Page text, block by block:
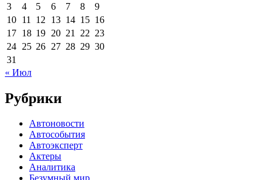
3
4 5 6 7 8
9
10 11 12 13 14 15 16
17 18 19 20 21 22 23
24 25 26 27 28 29 30
31
« Июл
Рубрики
Автоновости
Автособытия
Автоэксперт
Актеры
Аналитика